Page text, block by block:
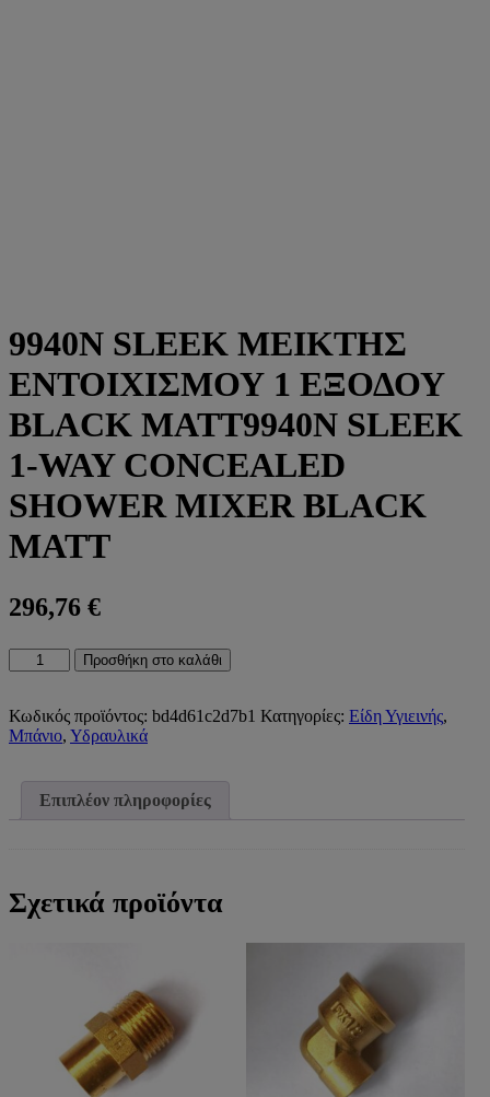
9940N SLEEK ΜΕΙΚΤΗΣ
ΕΝΤΟΙΧΙΣΜΟΥ 1 ΕΞΟΔΟΥ
BLACK MATT9940N SLEEK
1-WAY CONCEALED
SHOWER MIXER BLACK
MATT
296,76 €
9940N
SLEEK
ΕΝΤΟΙΧΙΣΜΟΥ
1
MATT9940N
SLEEK
SHOWER
MIXER
Προσθήκη στο καλάθι
Κωδικός προϊόντος: bd4d61c2d7b1 Κατηγορίες: Είδη Υγιεινής,
Μπάνιο, Υδραυλικά
Επιπλέον πληροφορίες
Σχετικά προϊόντα